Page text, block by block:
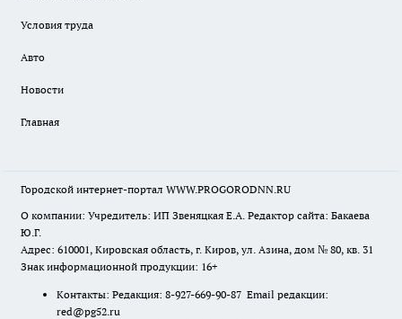
Условия труда
Авто
Новости
Главная
Городской интернет-портал WWW.PROGORODNN.RU
О компании: Учредитель: ИП Звеняцкая Е.А. Редактор сайта: Бакаева
Ю.Г.
Адрес: 610001, Кировская область, г. Киров, ул. Азина, дом № 80, кв. 31
Знак информационной продукции: 16+
Контакты: Редакция: 8-927-669-90-87 Email редакции:
red@pg52.ru